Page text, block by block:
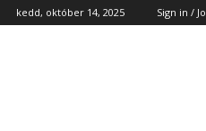
kedd, október 14, 2025 Sign in /